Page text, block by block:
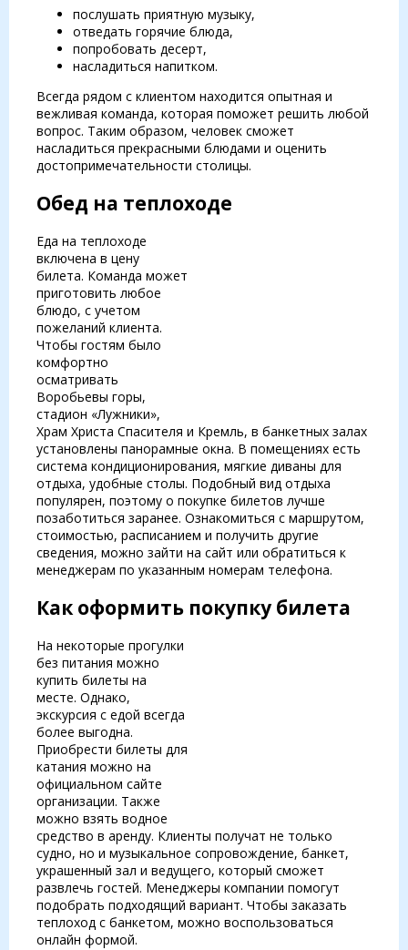
послушать приятную музыку,
отведать горячие блюда,
попробовать десерт,
насладиться напитком.
Всегда рядом с клиентом находится опытная и
вежливая команда, которая поможет решить любой
вопрос. Таким образом, человек сможет
насладиться прекрасными блюдами и оценить
достопримечательности столицы.
Обед на теплоходе
Еда на теплоходе
включена в цену
билета. Команда может
приготовить любое
блюдо, с учетом
пожеланий клиента.
Чтобы гостям было
комфортно
осматривать
Воробьевы горы,
стадион «Лужники»,
Храм Христа Спасителя и Кремль, в банкетных залах
установлены панорамные окна. В помещениях есть
система кондиционирования, мягкие диваны для
отдыха, удобные столы. Подобный вид отдыха
популярен, поэтому о покупке билетов лучше
позаботиться заранее. Ознакомиться с маршрутом,
стоимостью, расписанием и получить другие
сведения, можно зайти на сайт или обратиться к
менеджерам по указанным номерам телефона.
Как оформить покупку билета
На некоторые прогулки
без питания можно
купить билеты на
месте. Однако,
экскурсия с едой всегда
более выгодна.
Приобрести билеты для
катания можно на
официальном сайте
организации. Также
можно взять водное
средство в аренду. Клиенты получат не только
судно, но и музыкальное сопровождение, банкет,
украшенный зал и ведущего, который сможет
развлечь гостей. Менеджеры компании помогут
подобрать подходящий вариант. Чтобы заказать
теплоход с банкетом, можно воспользоваться
онлайн формой.